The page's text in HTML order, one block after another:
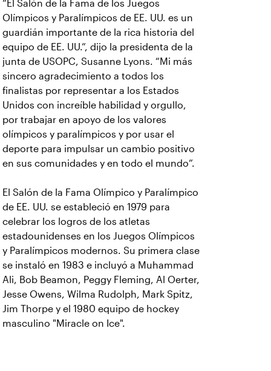
“El Salón de la Fama de los Juegos
Olímpicos y Paralímpicos de EE. UU. es un
guardián importante de la rica historia del
equipo de EE. UU.”, dijo la presidenta de la
junta de USOPC, Susanne Lyons. “Mi más
sincero agradecimiento a todos los
finalistas por representar a los Estados
Unidos con increíble habilidad y orgullo,
por trabajar en apoyo de los valores
olímpicos y paralímpicos y por usar el
deporte para impulsar un cambio positivo
en sus comunidades y en todo el mundo”.
El Salón de la Fama Olímpico y Paralímpico
de EE. UU. se estableció en 1979 para
celebrar los logros de los atletas
estadounidenses en los Juegos Olímpicos
y Paralímpicos modernos. Su primera clase
se instaló en 1983 e incluyó a Muhammad
Ali, Bob Beamon, Peggy Fleming, Al Oerter,
Jesse Owens, Wilma Rudolph, Mark Spitz,
Jim Thorpe y el 1980 equipo de hockey
masculino "Miracle on Ice".